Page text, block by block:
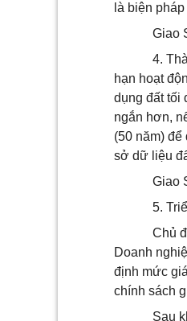
là biện
Giao
4.
hạn hoạt
dụng đất tối
ngắn hơn,
(50 năm)
sở dữ liệu
Giao
5.
Chủ
Doanh
định mức
chính sách
Sau